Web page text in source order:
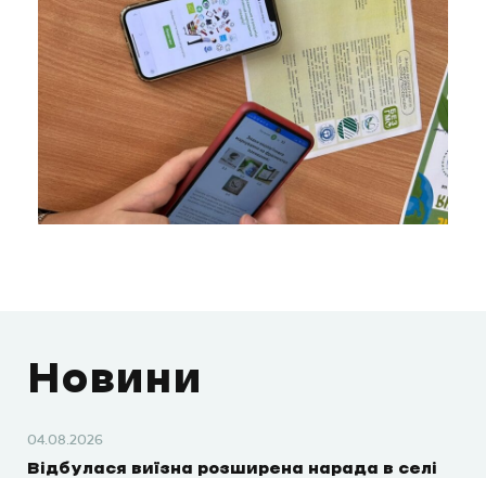
Новини
04.08.2026
Відбулася виїзна розширена нарада в селі